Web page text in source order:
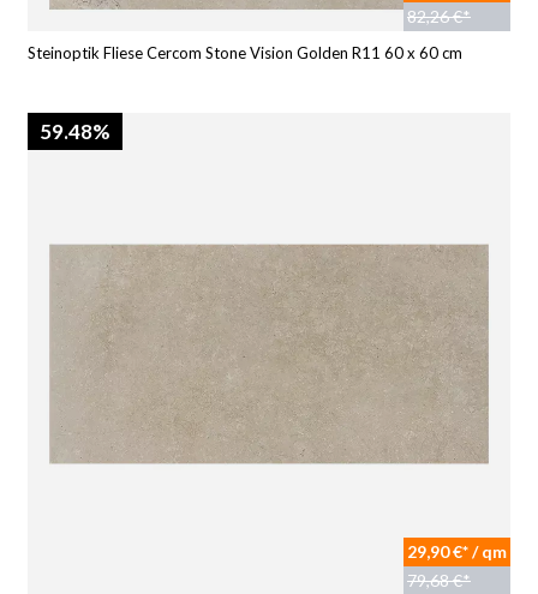
82,26 €*
Steinoptik Fliese Cercom Stone Vision Golden R11 60 x 60 cm
59.48%
29,90 €* / qm
79,68 €*